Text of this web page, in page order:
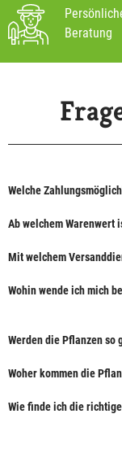
Beratung
Welche
Ab welchem
Mit welchem
Wohin wende ich mich
Werden die Pflanzen
Woher kommen die
Wie finde ich die